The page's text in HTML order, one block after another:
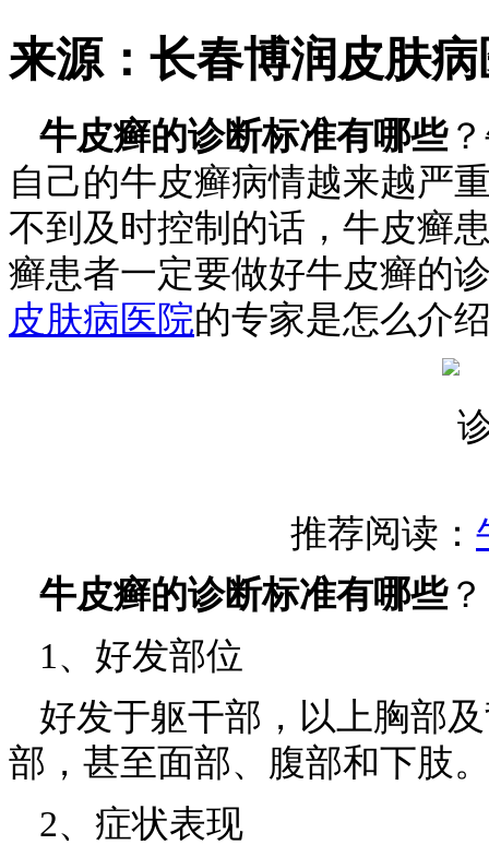
来源：长春博润皮肤
牛皮癣的诊断标准有哪些
自己的牛皮癣病情越来越严
不到及时控制的话，牛皮癣
癣患者一定要做好牛皮癣的
皮肤病医院的专家是怎么介
推荐阅读：
牛皮癣的诊断标准有哪些？
1、好发部位
好发于躯干部，以上胸部
部，甚至面部、腹部和下肢
2、症状表现